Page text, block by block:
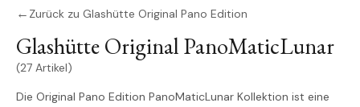
← Zurück zu Glashütte Original Pano Edition
Glashütte Original PanoMaticLunar
(27 Artikel)
Die Original Pano Edition PanoMaticLunar Kollektion ist eine